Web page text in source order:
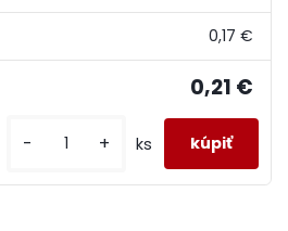
0,17 €
0,21 €
- + ks